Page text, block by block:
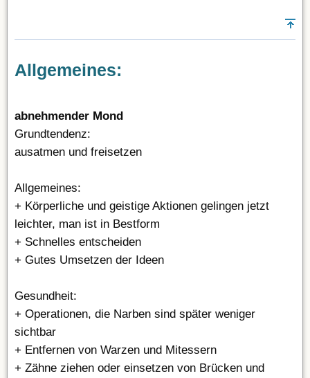
Allgemeines:
abnehmender Mond
Grundtendenz:
ausatmen und freisetzen
Allgemeines:
+ Körperliche und geistige Aktionen gelingen jetzt
leichter, man ist in Bestform
+ Schnelles entscheiden
+ Gutes Umsetzen der Ideen
Gesundheit:
+ Operationen, die Narben sind später weniger
sichtbar
+ Entfernen von Warzen und Mitessern
+ Zähne ziehen oder einsetzen von Brücken und